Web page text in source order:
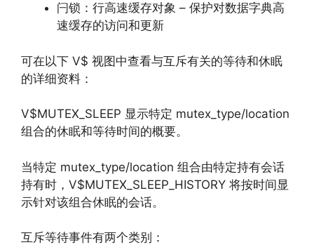
闩锁：行高速缓存对象 – 保护对数据字典高
速缓存的访问和更新
可在以下 V$ 视图中查看与互斥有关的等待和休眠
的详细资料：
V$MUTEX_SLEEP 显示特定 mutex_type/location
组合的休眠和等待时间的概要。
当特定 mutex_type/location 组合由特定持有会话
持有时，V$MUTEX_SLEEP_HISTORY 将按时间显
示针对该组合休眠的会话。
互斥等待事件有两个类别：